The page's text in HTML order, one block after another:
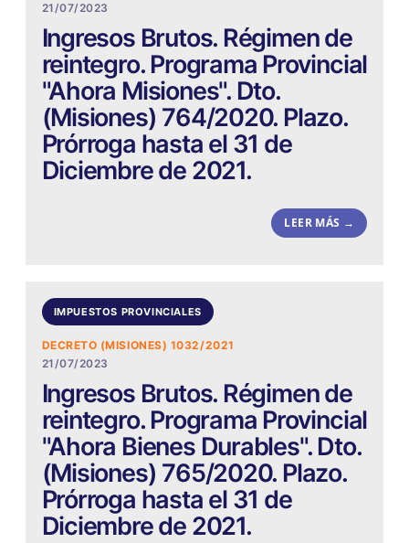
21/07/2023
Ingresos Brutos. Régimen de
reintegro. Programa Provincial
"Ahora Misiones". Dto.
(Misiones) 764/2020. Plazo.
Prórroga hasta el 31 de
Diciembre de 2021.
LEER MÁS →
IMPUESTOS PROVINCIALES
DECRETO (MISIONES) 1032/2021
21/07/2023
Ingresos Brutos. Régimen de
reintegro. Programa Provincial
"Ahora Bienes Durables". Dto.
(Misiones) 765/2020. Plazo.
Prórroga hasta el 31 de
Diciembre de 2021.